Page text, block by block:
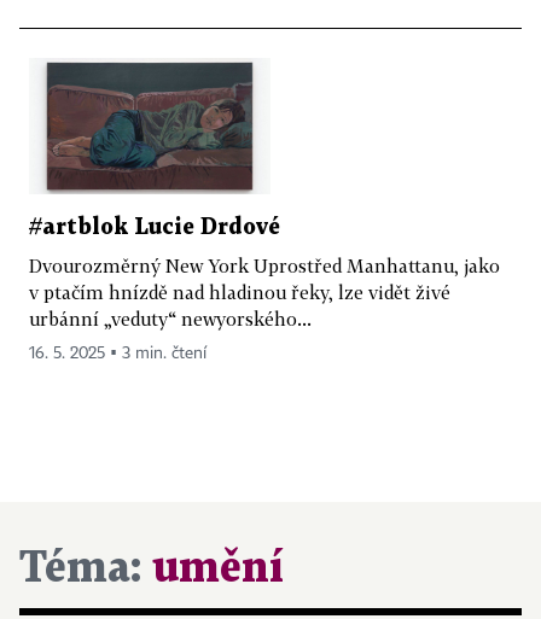
#artblok Lucie Drdové
Dvourozměrný New York Uprostřed Manhattanu, jako
v ptačím hnízdě nad hladinou řeky, lze vidět živé
urbánní „veduty“ newyorského...
16. 5. 2025 ▪ 3 min. čtení
Téma: umění